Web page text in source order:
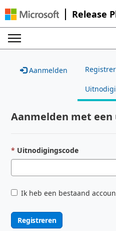
Release
Aanmelden
Aanmelden met
Uitnodigingscode
Ik heb een bestaand
Registreren